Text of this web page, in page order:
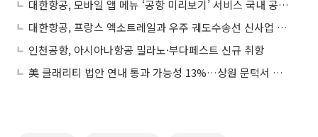
대한항공, 모바일 앱 메뉴 ‘공항 미리보기’ 서비스 국내 공항 10곳으로 확대
대한항공, 프랑스 엑소트레일과 우주 궤도수송선 신사업 협력
인천공항, 아시아나항공 밀라노·부다페스트 신규 취항
美 클래리티 법안 연내 통과 가능성 13%…상원 문턱서 제동